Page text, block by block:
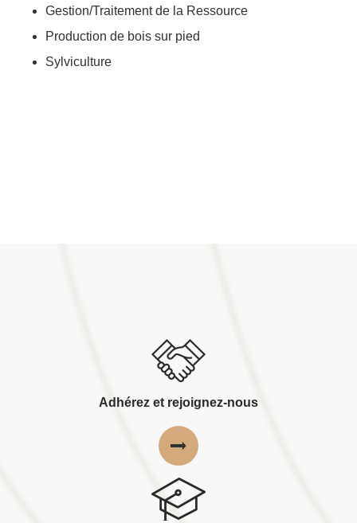
Gestion/Traitement de la Ressource
Production de bois sur pied
Sylviculture
Adhérez et rejoignez-nous